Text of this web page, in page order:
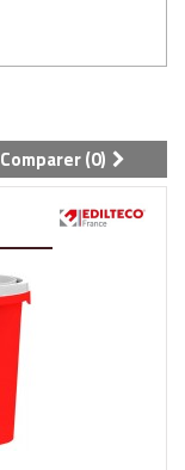
Comparer (0)